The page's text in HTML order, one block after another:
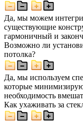
Да, мы можем
существующие
гармоничный и
Возможно ли
потолка?
Да, мы используем
которые
необходимость
Как ухаживать за